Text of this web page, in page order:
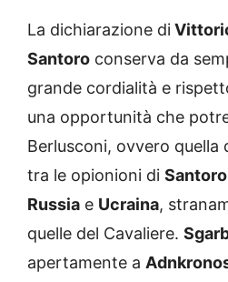
La dichiarazione di
Santoro conserva da
grande cordialità e
una opportunità che
Berlusconi, ovvero quella
tra le opionioni di Santoro
Russia e Ucraina,
quelle del Cavaliere.
apertamente a